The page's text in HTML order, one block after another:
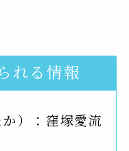
れる情報
）：窪塚愛流